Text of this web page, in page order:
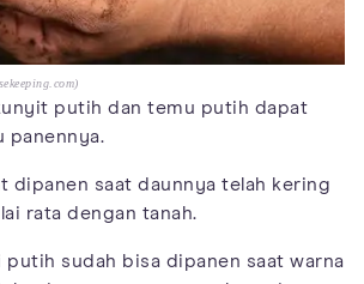
putih dan temu putih dapat
panennya.
dipanen saat daunnya telah kering
rata dengan tanah.
putih sudah bisa dipanen saat warna